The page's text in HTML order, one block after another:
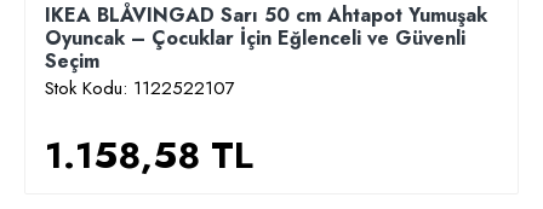
IKEA BLÅVINGAD Sarı 50 cm Ahtapot Yumuşak
Oyuncak – Çocuklar İçin Eğlenceli ve Güvenli
Seçim
Stok Kodu: 1122522107
1.158,58 TL